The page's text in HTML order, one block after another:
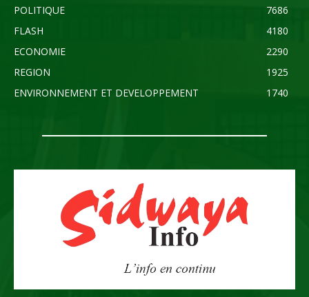
POLITIQUE
7686
FLASH
4180
ECONOMIE
2290
REGION
1925
ENVIRONNEMENT ET DEVELOPPEMENT
1740